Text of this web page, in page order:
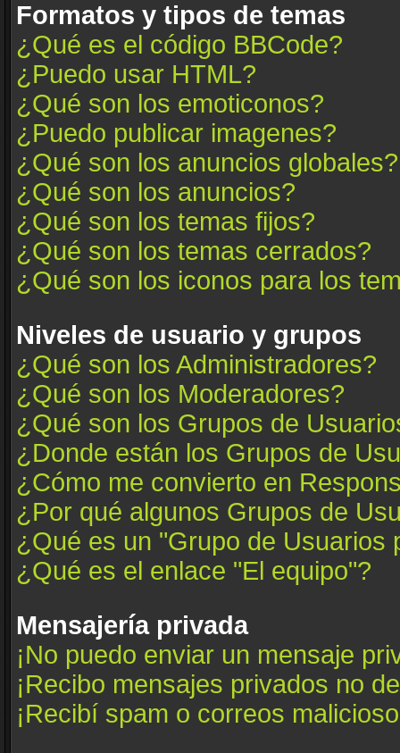
Formatos y tipos de temas
¿Qué es el código BBCode?
¿Puedo usar HTML?
¿Qué son los emoticonos?
¿Puedo publicar imagenes?
¿Qué son los anuncios globales?
¿Qué son los anuncios?
¿Qué son los temas fijos?
¿Qué son los temas cerrados?
¿Qué son los iconos para los
Niveles de usuario y grupos
¿Qué son los Administradores?
¿Qué son los Moderadores?
¿Qué son los Grupos de
¿Donde están los Grupos de
¿Cómo me convierto en
¿Por qué algunos Grupos de
¿Qué es un "Grupo de Usuarios
¿Qué es el enlace "El equipo"?
Mensajería privada
¡No puedo enviar un mensaje
¡Recibo mensajes privados no
¡Recibí spam o correos